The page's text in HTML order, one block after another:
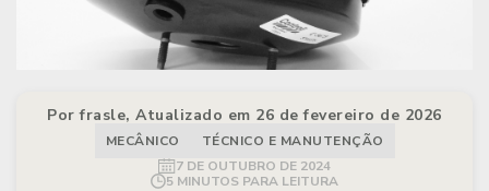
Por frasle, Atualizado em 26 de fevereiro de 2026
MECÂNICO
TÉCNICO E MANUTENÇÃO
7 DE OUTUBRO DE 2024
5 MINUTOS PARA LEITURA